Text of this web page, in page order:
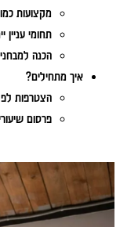
מקצועות
תחומי עניין
הכנה
איך מתחילים?
הצטרפות
פרסום